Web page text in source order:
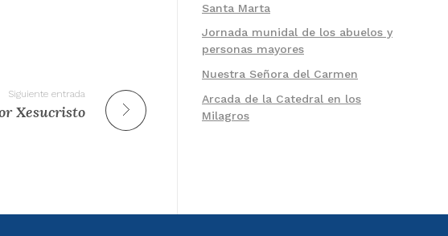
Siguiente entrada
Xesucristo
Santa Marta
Jornada munidal de los abuelos y
personas mayores
Nuestra Señora del Carmen
Arcada de la Catedral en los
Milagros